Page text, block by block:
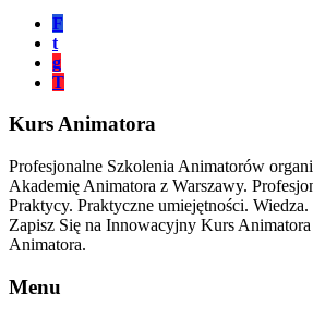
F
t
g
T
Kurs Animatora
Profesjonalne Szkolenia Animatorów
Akademię Animatora z Warszawy.
Praktycy. Praktyczne umiejętności.
Zapisz Się na Innowacyjny Kurs
Animatora.
Menu